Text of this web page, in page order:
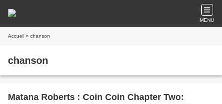
MENU
Accueil » chanson
chanson
Matana Roberts : Coin Coin Chapter Two: